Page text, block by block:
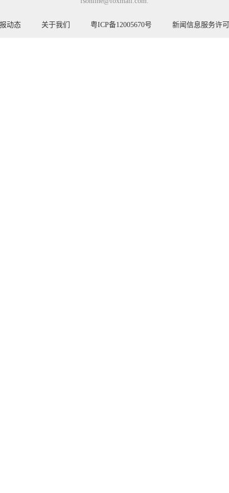
动态 关于我们 粤ICP备12005670号 新闻信息服务许